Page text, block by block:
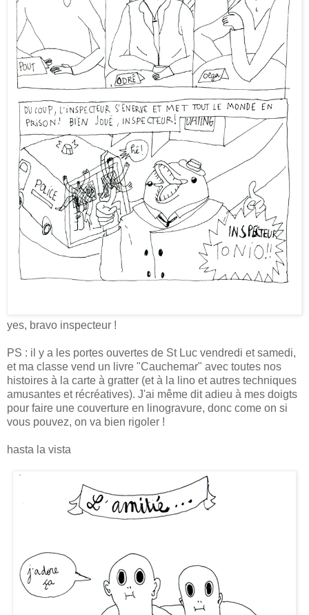
yes, bravo inspecteur !
PS : il y a les portes ouvertes de St Luc vendredi et samedi,
et ma classe vend un livre "Cauchemar" avec toutes nos
histoires à la carte à gratter (et à la lino et autres techniques
amusantes et récréatives). J'ai même dit adieu à mes doigts
pour faire une couverture en linogravure, donc come on si
vous pouvez, on va bien rigoler !
hasta la vista